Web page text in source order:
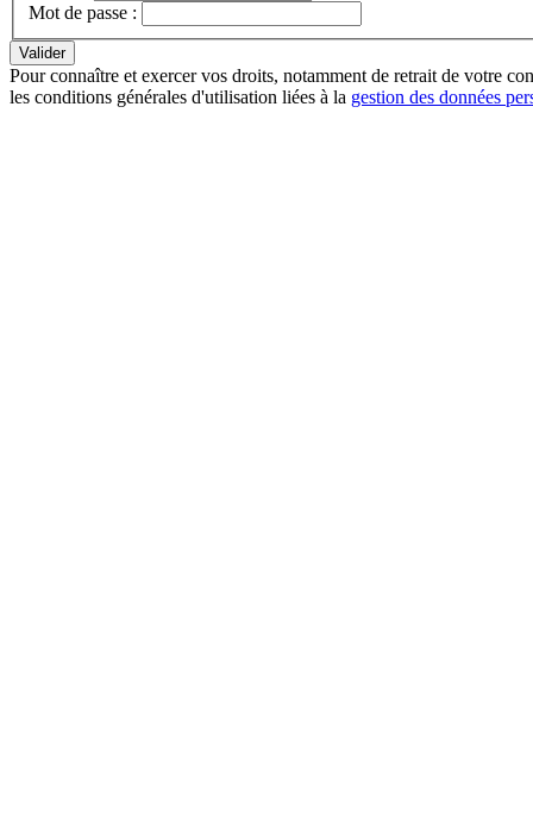
Mot de passe :
Pour connaître et exercer vos droits, notamment de retrait de votre
les conditions générales d'utilisation liées à la gestion des données